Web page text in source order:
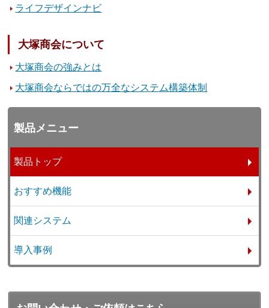
ライフデザインナビ
大塚商会について
大塚商会の強みとは
大塚商会ならではの万全なシステム構築体制
製品メニュー
製品トップ
おすすめ機能
関連システム
導入事例